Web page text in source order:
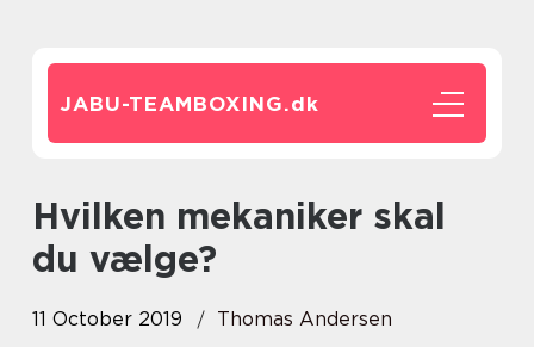
JABU-TEAMBOXING.dk
Hvilken mekaniker skal
du vælge?
11 October 2019
Thomas Andersen